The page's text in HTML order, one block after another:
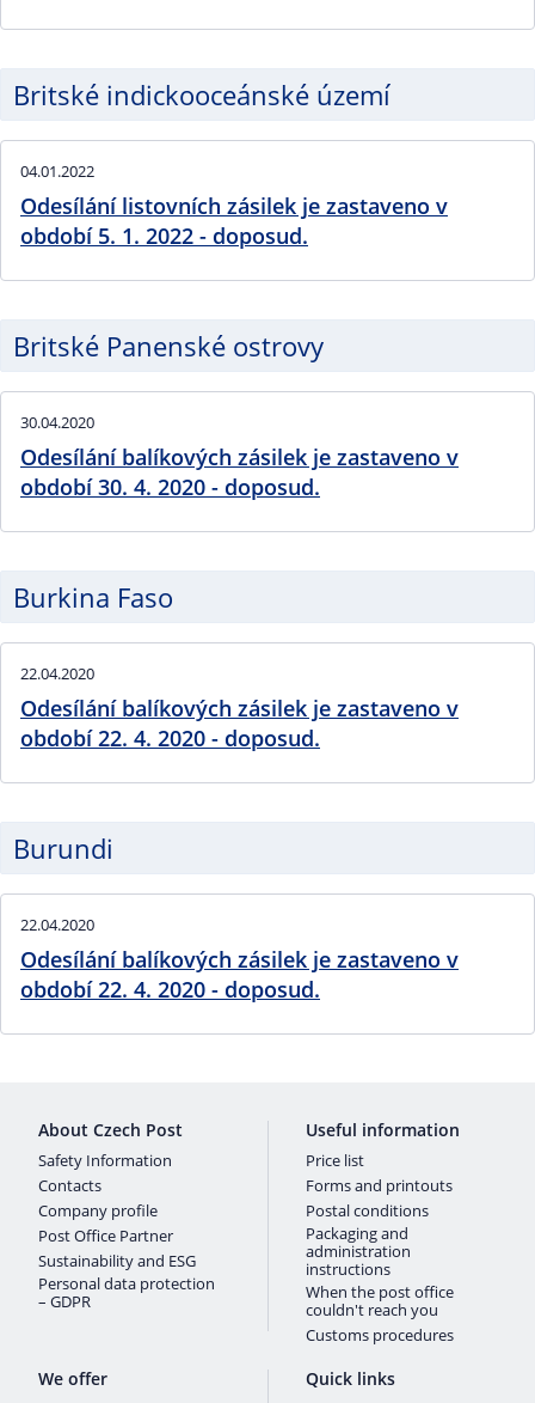
Britské indickooceánské území
04.01.2022
Odesílání listovních zásilek je zastaveno v
období 5. 1. 2022 - doposud.
Britské Panenské ostrovy
30.04.2020
Odesílání balíkových zásilek je zastaveno v
období 30. 4. 2020 - doposud.
Burkina Faso
22.04.2020
Odesílání balíkových zásilek je zastaveno v
období 22. 4. 2020 - doposud.
Burundi
22.04.2020
Odesílání balíkových zásilek je zastaveno v
období 22. 4. 2020 - doposud.
About Czech Post
Safety Information
Contacts
Company profile
Post Office Partner
Sustainability and ESG
Personal data protection
– GDPR
Useful information
Price list
Forms and printouts
Postal conditions
Packaging and
administration
instructions
When the post office
couldn't reach you
Customs procedures
We offer Quick links